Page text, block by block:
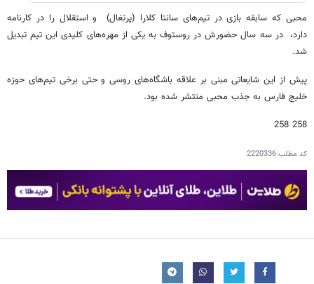
محبی که سابقه بازی در تیم‌های سانتا کلارا (پرتغال) و استقلال را در کارنامه
دارد، در سه سال حضورش در روستوف به یکی از مهره‌های کلیدی این تیم تبدیل
شد.
پیش از این شایعاتی مبنی بر علاقه باشگاه‌های روسی و حتی برخی تیم‌های حوزه
خلیج فارس به جذب محبی منتشر شده بود.
258 258
کد مطلب2220336